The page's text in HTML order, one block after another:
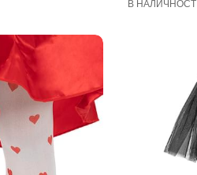
В НАЛИЧНОСТ